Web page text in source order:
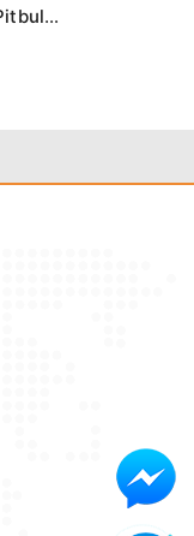
Dù Shimano X8 Pitbull 200m (8 sợi) - 2.0